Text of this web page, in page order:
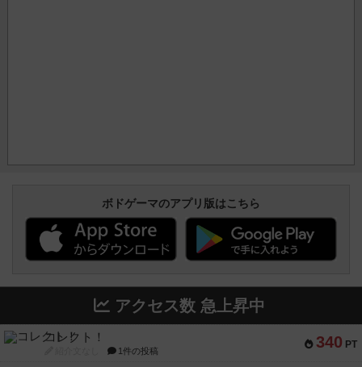
ボドゲーマのアプリ版はこちら
アクセス数 急上昇中
340 PT
コレクト！
1件の投稿